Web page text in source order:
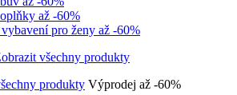
až -60%
pro ženy až -60%
produkty Výprodej až -60%